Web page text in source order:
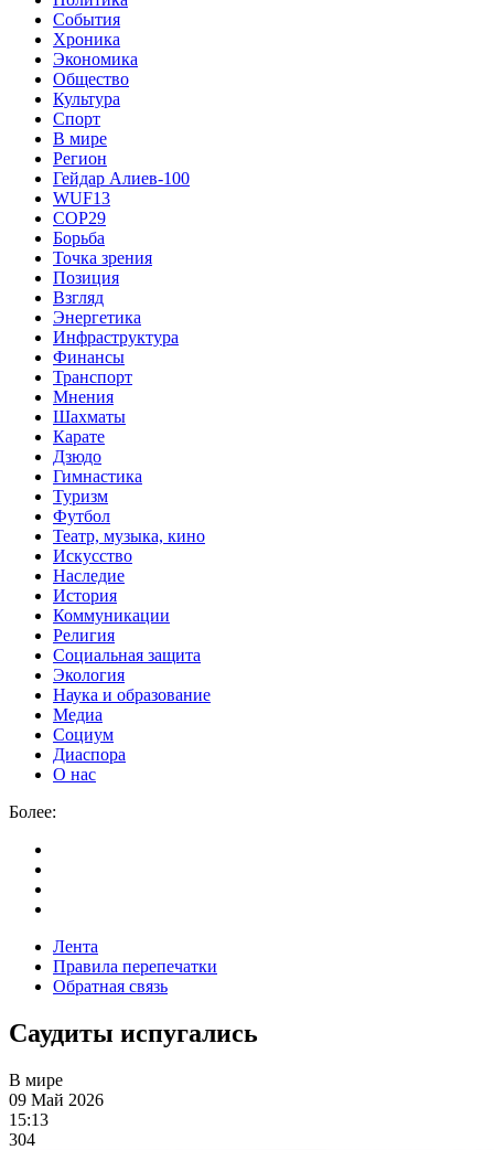
События
Хроника
Экономика
Общество
Культура
Спорт
В мире
Регион
Гейдар Алиев-100
WUF13
COP29
Борьба
Точка зрения
Позиция
Взгляд
Энергетика
Инфраструктура
Финансы
Транспорт
Мнения
Шахматы
Карате
Дзюдо
Гимнастика
Туризм
Футбол
Театр, музыка, кино
Искусство
Наследие
История
Коммуникации
Религия
Социальная защита
Экология
Наука и образование
Медиа
Социум
Диаспора
О нас
Более:
Лента
Правила перепечатки
Обратная связь
Саудиты испугались
В мире
09 Май 2026
15:13
304